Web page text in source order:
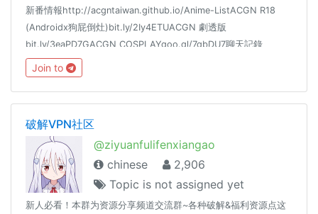
新番情報http://acgntaiwan.github.io/Anime-ListACGN R18
(Androidx狗屁倒灶)bit.ly/2Iy4ETUACGN 劇透版
bit.ly/3eaPD7GACGN COSPLAYgoo.gl/7gbDU7聊天記錄
goo.gl/jr036F對話統計goo.gl/fjlTSo花園推播 @dmhyrss
Join to
破解VPN社区
@ziyuanfulifenxiangao
chinese
2,906
Topic is not assigned yet
新人必看！本群为资源分享频道交流群~各种破解&福利资源点这